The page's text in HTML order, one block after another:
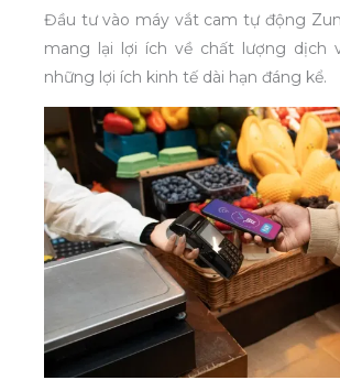
Đầu tư vào máy vắt cam tự động
mang lại lợi ích về chất lượng dịch
những lợi ích kinh tế dài hạn đáng kể.